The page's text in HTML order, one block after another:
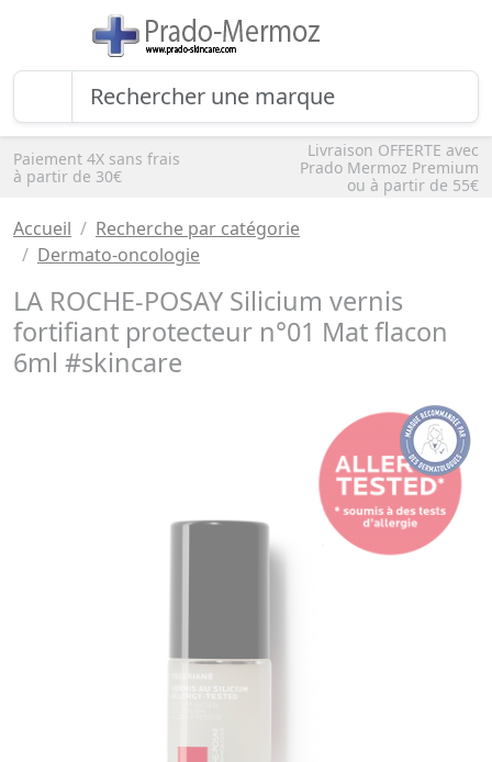
Paiement 4X sans frais
à partir de 30€
Livraison OFFERTE avec
Prado Mermoz Premium
ou à partir de 55€
Accueil
Recherche par catégorie
Dermato-oncologie
LA ROCHE-POSAY Silicium vernis
fortifiant protecteur n°01 Mat flacon
6ml #skincare